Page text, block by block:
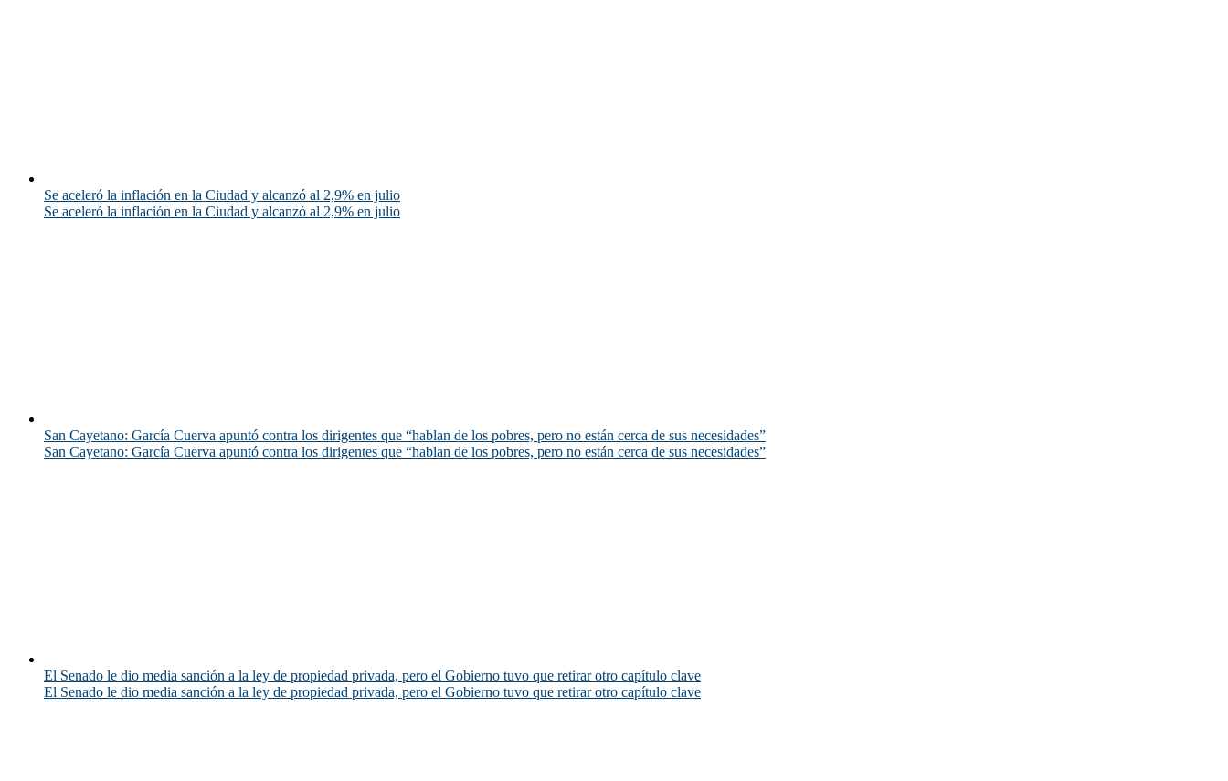
Se aceleró la inflación en la Ciudad y alcanzó al 2,9% en julio
Se aceleró la inflación en la Ciudad y alcanzó al 2,9% en julio
San Cayetano: García Cuerva apuntó contra los dirigentes que “hablan de los pobres, pero no están cerca de sus necesidades”
San Cayetano: García Cuerva apuntó contra los dirigentes que “hablan de los pobres, pero no están cerca de sus necesidades”
El Senado le dio media sanción a la ley de propiedad privada, pero el Gobierno tuvo que retirar otro capítulo clave
El Senado le dio media sanción a la ley de propiedad privada, pero el Gobierno tuvo que retirar otro capítulo clave